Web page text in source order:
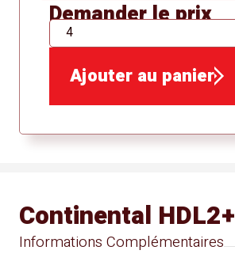
Demander le prix
QTÉ
Ajouter au panier
Informations Complémentaires
Continental HDL2+